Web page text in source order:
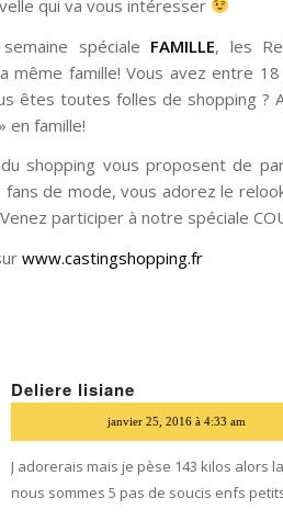
qui va vous intéresser
spéciale FAMILLE, les
même famille! Vous avez entre
êtes toutes folles de shopping ?
en famille!
shopping vous proposent de
de mode, vous adorez le
participer à notre spéciale
www.castingshopping.fr
Deliere lisiane
janvier 25, 2016 à 4:33 am
J adorerais mais je pèse 143 kilos alors
nous sommes 5 pas de soucis enfs